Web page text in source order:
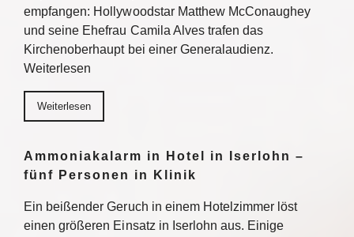
empfangen: Hollywoodstar Matthew McConaughey
und seine Ehefrau Camila Alves trafen das
Kirchenoberhaupt bei einer Generalaudienz.
Weiterlesen
Weiterlesen
Ammoniakalarm in Hotel in Iserlohn –
fünf Personen in Klinik
Ein beißender Geruch in einem Hotelzimmer löst
einen größeren Einsatz in Iserlohn aus. Einige